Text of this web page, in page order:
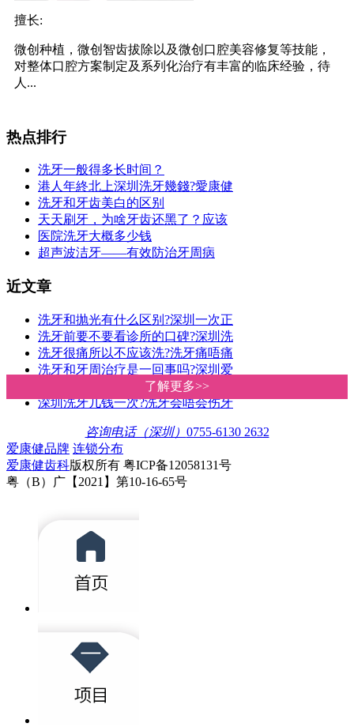
了解更多>>
了解更多>>
擅长:
微创种植，微创智齿拔除以及微创口腔美容修复等技能，
对整体口腔方案制定及系列化治疗有丰富的临床经验，待
人...
热点排行
洗牙一般得多长时间？
港人年終北上深圳洗牙幾錢?愛康健
洗牙和牙齿美白的区别
天天刷牙，为啥牙齿还黑了？应该
医院洗牙大概多少钱
超声波洁牙——有效防治牙周病
近文章
洗牙和抛光有什么区别?深圳一次正
洗牙前要不要看诊所的口碑?深圳洗
洗牙很痛所以不应该洗?洗牙痛唔痛
洗牙和牙周治疗是一回事吗?深圳爱
深圳洗牙价钱|爱康健洗牙收费明细
深圳洗牙几钱一次?洗牙会唔会伤牙
咨询电话（深圳） 0755-6130 2632
爱康健品牌 连锁分布
爱康健齿科版权所有 粤ICP备12058131号
粤（B）广【2021】第10-16-65号